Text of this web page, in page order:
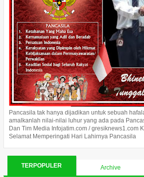
Pancasila tak hanya dijadikan untuk sebuah
amalkanlah nilai-nilai luhur yang ada pada
Dan Tim Media Infojatim.com / gresiknews1.com
Selamat Memperingati Hari Lahirnya Pancasila
TERPOPULER Archive